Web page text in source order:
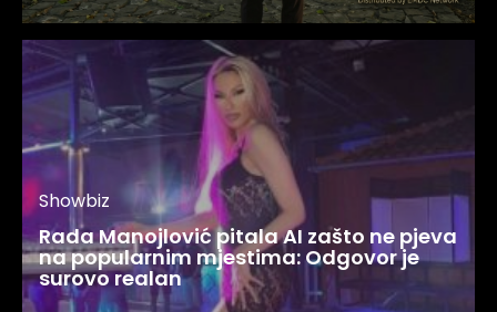
Showbiz
Rada Manojlović pitala AI zašto ne pjeva
na popularnim mjestima: Odgovor je
surovo realan